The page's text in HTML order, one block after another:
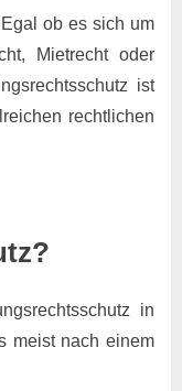
ob es sich um
Mietrecht oder
ist
rechtlichen
in
meist nach einem